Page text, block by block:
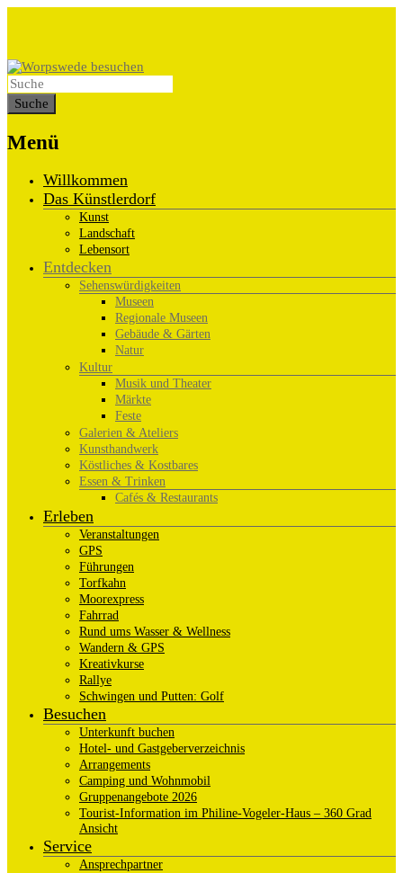
Menü
Willkommen
Das Künstlerdorf
Kunst
Landschaft
Lebensort
Entdecken
Sehenswürdigkeiten
Museen
Regionale Museen
Gebäude & Gärten
Natur
Kultur
Musik und Theater
Märkte
Feste
Galerien & Ateliers
Kunsthandwerk
Köstliches & Kostbares
Essen & Trinken
Cafés & Restaurants
Erleben
Veranstaltungen
GPS
Führungen
Torfkahn
Moorexpress
Fahrrad
Rund ums Wasser & Wellness
Wandern & GPS
Kreativkurse
Rallye
Schwingen und Putten: Golf
Besuchen
Unterkunft buchen
Hotel- und Gastgeberverzeichnis
Arrangements
Camping und Wohnmobil
Gruppenangebote 2026
Tourist-Information im Philine-Vogeler-Haus – 360 Grad
Ansicht
Service
Ansprechpartner